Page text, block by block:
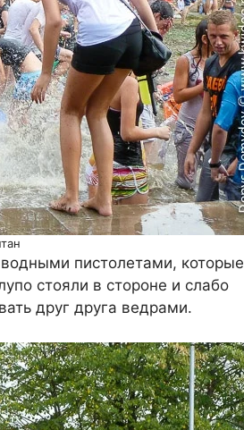
пистолетами, которые
стояли в стороне и слабо
друг друга ведрами.